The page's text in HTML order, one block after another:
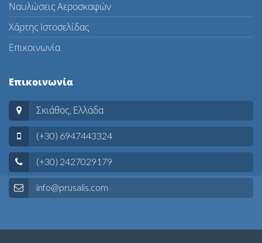
Ναυλώσεις Αεροσκαφών
Χάρτης Ιστοσελίδας
Επικοινωνία
Επικοινωνία
Σκιάθος, Ελλάδα
(+30) 6947443324
(+30) 2427029179
info@prusalis.com